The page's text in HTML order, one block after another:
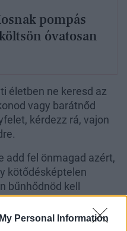
Personal Information
pompás
óvatosan
életben ne keresd az
vagy barátnőd
kérdezz rá, vajon
add fel önmagad azért,
kötődésképtelen
bűnhődnöd kell
az egészséged